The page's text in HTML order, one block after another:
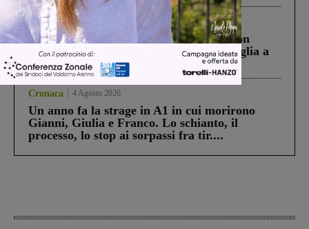
Cronaca 3 Agosto 2026
Scomparso da una struttura di Castiglion
Fiorentino l’uomo che aveva ucciso la figlia a
Levane nel 2020
Cronaca 4 Agosto 2026
Un anno fa la strage in A1 in cui morirono
Gianni, Giulia e Franco. Lo schianto, il
processo, lo stop ai sorpassi fra tir....